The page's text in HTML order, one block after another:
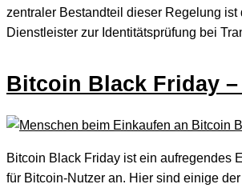
zentraler Bestandteil dieser Regelung
Dienstleister zur Identitätsprüfung bei
Bitcoin Black Friday
Bitcoin Black Friday ist ein aufregendes
für Bitcoin-Nutzer an. Hier sind einige